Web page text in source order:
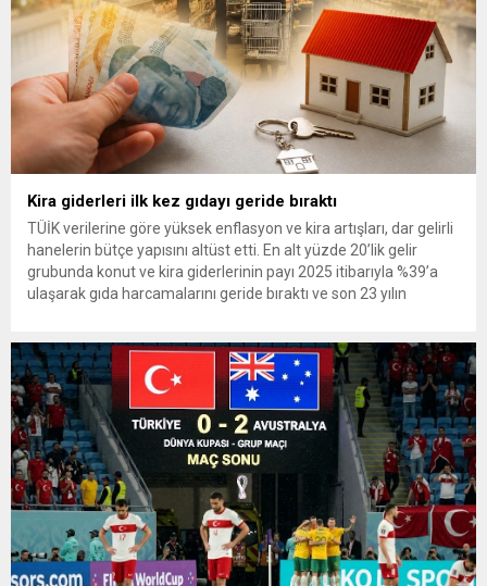
Kira giderleri ilk kez gıdayı geride bıraktı
TÜİK verilerine göre yüksek enflasyon ve kira artışları, dar gelirli
hanelerin bütçe yapısını altüst etti. En alt yüzde 20’lik gelir
grubunda konut ve kira giderlerinin payı 2025 itibarıyla %39’a
ulaşarak gıda harcamalarını geride bıraktı ve son 23 yılın